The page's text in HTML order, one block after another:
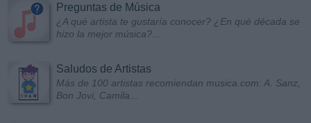
Preguntas de Música
¿A qué artista te gustaría conocer? ¿En qué década se
hizo la mejor música?...
Saludos de Artistas
Más de 100 artistas recomiendan musica.com: A. Sanz,
Bon Jovi, Camila...